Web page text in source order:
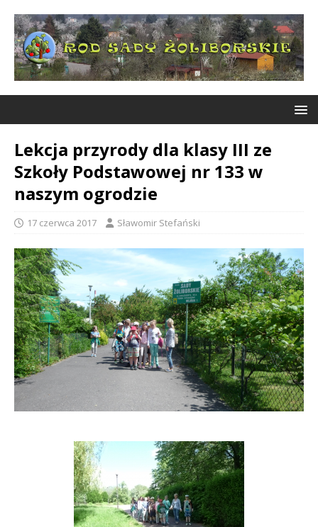
Lekcja przyrody dla klasy III ze
Szkoły Podstawowej nr 133 w
naszym ogrodzie
17 czerwca 2017 Sławomir Stefański